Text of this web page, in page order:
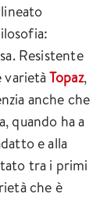
Resistente
varietàTopaz,
anche che
quando ha a
e alla
tra i primi
che è